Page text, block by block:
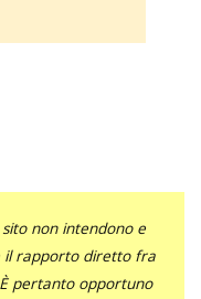
non intendono e
il rapporto diretto fra
pertanto opportuno